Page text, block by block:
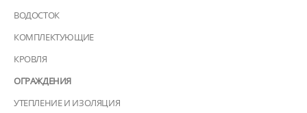
ВОДОСТОК
КОМПЛЕКТУЮЩИЕ
КРОВЛЯ
ОГРАЖДЕНИЯ
УТЕПЛЕНИЕ И ИЗОЛЯЦИЯ